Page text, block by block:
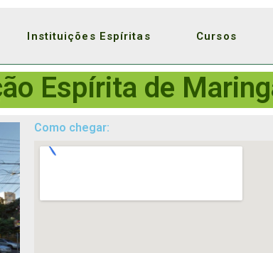
Instituições Espíritas Cursos
Espírita de
Como chegar: